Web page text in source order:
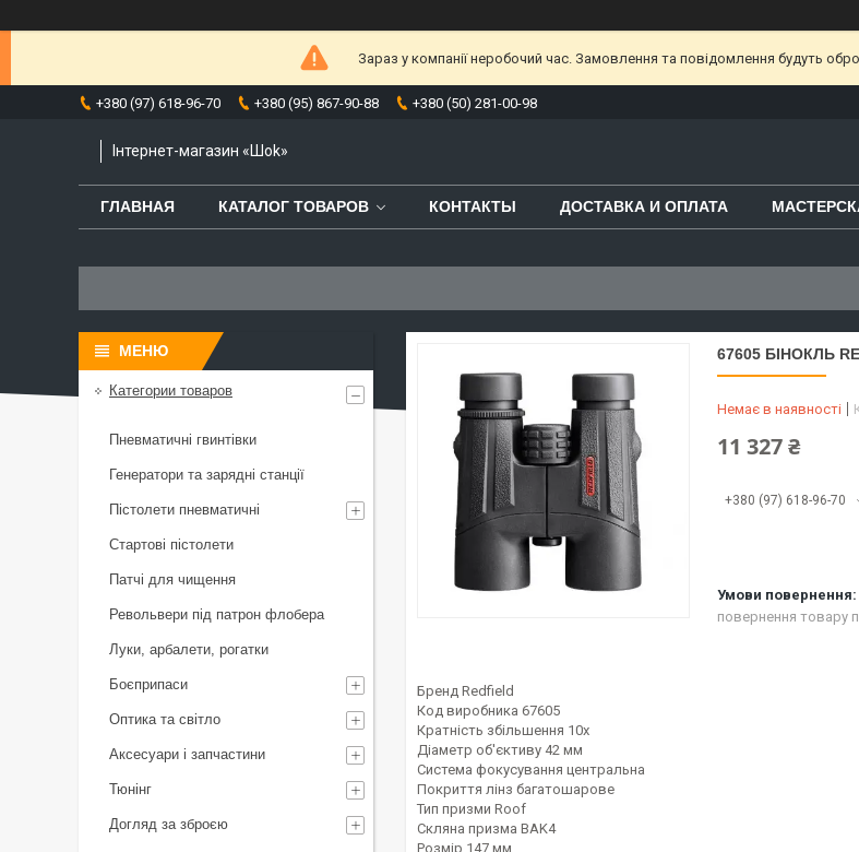
Зараз у компанії неробочий час. Замовлення та повідомлення будуть
+380 (97) 618-96-70 +380 (95) 867-90-88 +380 (50) 281-00-98
Інтернет-магазин «Шоk»
ГЛАВНАЯ КАТАЛОГ ТОВАРОВ КОНТАКТЫ ДОСТАВКА И ОПЛАТА
67605 БІНОКЛЬ
Немає в наявності
11 327 ₴
+380 (97) 618-96-70
повернення товару
Бренд Redfield
Код виробника 67605
Кратність збільшення 10x
Діаметр об'єктиву 42 мм
Система фокусування центральна
Покриття лінз багатошарове
Тип призми Roof
Скляна призма BAK4
Розмір 147 мм
Категории товаров
Пневматичні гвинтівки
Генератори та зарядні станції
Пістолети пневматичні
Стартові пістолети
Патчі для чищення
Револьвери під патрон флобера
Луки, арбалети, рогатки
Боєприпаси
Оптика та світло
Аксесуари і запчастини
Тюнінг
Догляд за зброєю